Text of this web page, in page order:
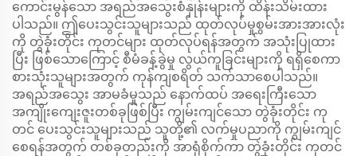
ကောင်းမွန်သော အရည်အသွေးစံနှုန်းများကို ထိန်းသိမ်းထား
ပါသည်။ ဤပေးသွင်းသူများသည် ထုတ်လုပ်မှုစွမ်းအားအားလုံး
ကို တွဲခုံးတိုင်း ကုတင်များ ထုတ်လုပ်ရန်အတွက် အသုံးပြုထား
ပြီး ဖြစ်သောကြောင့် စီမံခန့်ခွဲမှု လွယ်ကူခြင်းများကို ရရှိစေကာ
စားသုံးသူများအတွက် ကုန်ကျစရိတ် သက်သာစေပါသည်။
အရည်အသွေး အာမခံမှုသည် နောက်ထပ် အရေးကြီးသော
အကျိုးကျေးဇူးတစ်ခုဖြစ်ပြီး ကျွမ်းကျင်သော တွဲခုံးတိုင်း ကု
တင် ပေးသွင်းသူများသည် သူတို့၏ လက်မှုပညာကို ကျွမ်းကျင်
စေရန်အတွက် တစ်ခုတည်းကို အာရုံစိုက်ကာ တွဲခုံးတိုင်း ကုတင်